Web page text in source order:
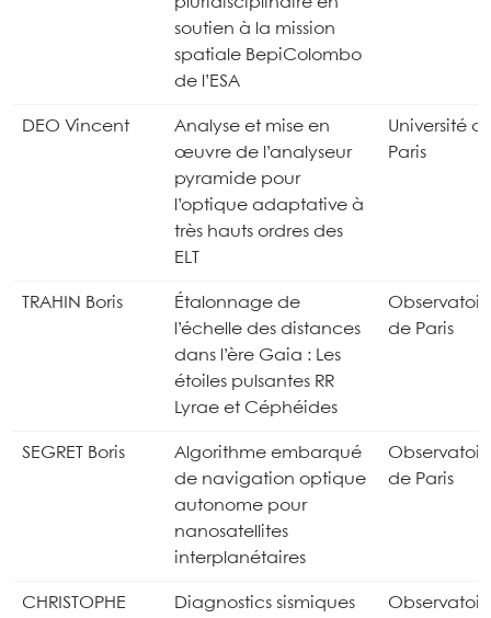
soutien à la mission
spatiale BepiColombo
de l’ESA
DEO Vincent
Analyse et mise en
œuvre de l’analyseur
pyramide pour
l’optique adaptative à
très hauts ordres des
ELT
Université
Paris
TRAHIN Boris
Étalonnage de
l’échelle des distances
dans l’ère Gaia : Les
étoiles pulsantes RR
Lyrae et Céphéides
de Paris
SEGRET Boris
Algorithme embarqué
de navigation optique
autonome pour
nanosatellites
interplanétaires
de Paris
CHRISTOPHE
Diagnostics sismiques